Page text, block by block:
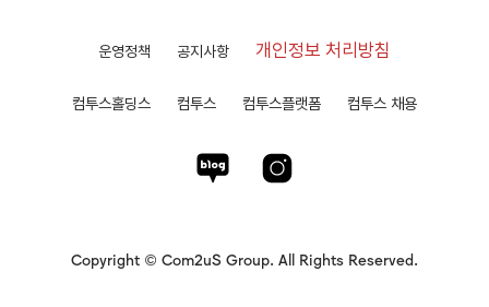
운영정책 공지사항 개인정보 처리방침
컴투스홀딩스 컴투스 컴투스플랫폼 컴투스 채용
Copyright © Com2uS Group. All Rights Reserved.